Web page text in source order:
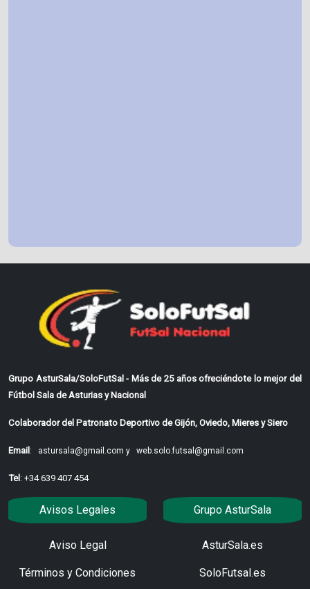
Grupo AsturSala/SoloFutSal - Más de 25 años ofreciéndote lo mejor del
Fútbol Sala de Asturias y Nacional
Colaborador del Patronato Deportivo de Gijón, Oviedo, Mieres y Siero
Email: astursala@gmail.com y web.solo.futsal@gmail.com
Tel: +34 639 407 454
Avisos Legales
Aviso Legal
Términos y Condiciones
Grupo AsturSala
AsturSala.es
SoloFutsal.es